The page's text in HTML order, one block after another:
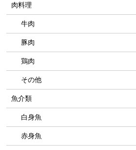
肉料理
牛肉
豚肉
鶏肉
その他
魚介類
白身魚
赤身魚